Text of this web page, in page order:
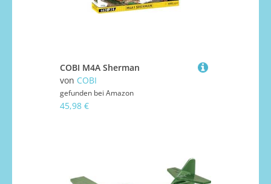
COBI M4A Sherman
von COBI
gefunden bei Amazon
45,98 €